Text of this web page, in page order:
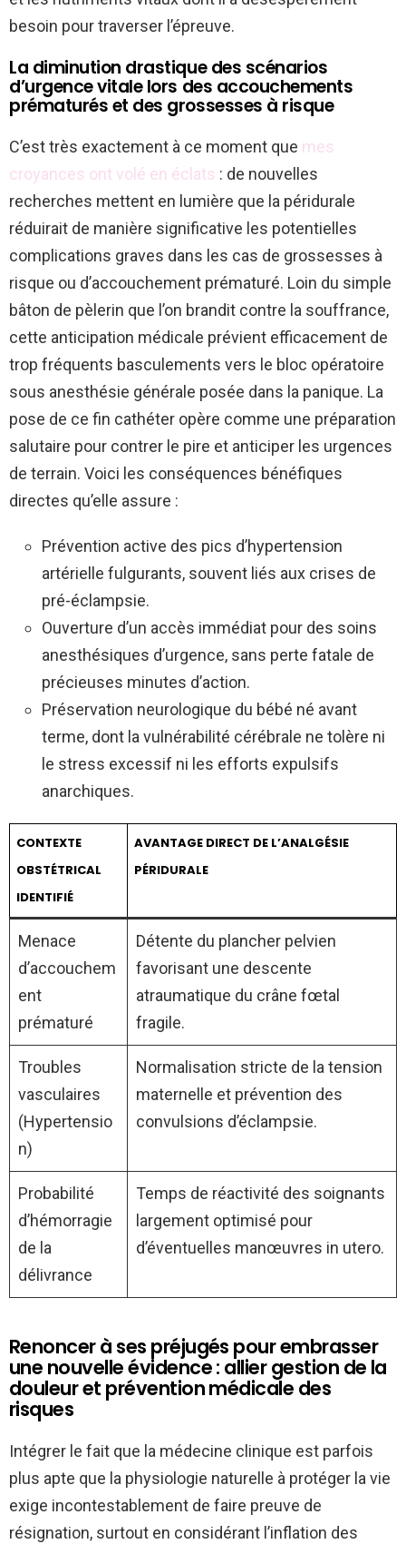
besoin pour traverser l’épreuve.
La diminution drastique des scénarios
d’urgence vitale lors des accouchements
prématurés et des grossesses à risque
C’est très exactement à ce moment que mes
croyances ont volé en éclats : de nouvelles
recherches mettent en lumière que la péridurale
réduirait de manière significative les potentielles
complications graves dans les cas de grossesses à
risque ou d’accouchement prématuré. Loin du simple
bâton de pèlerin que l’on brandit contre la souffrance,
cette anticipation médicale prévient efficacement de
trop fréquents basculements vers le bloc opératoire
sous anesthésie générale posée dans la panique. La
pose de ce fin cathéter opère comme une préparation
salutaire pour contrer le pire et anticiper les urgences
de terrain. Voici les conséquences bénéfiques
directes qu’elle assure :
Prévention active des pics d’hypertension
artérielle fulgurants, souvent liés aux crises de
pré-éclampsie.
Ouverture d’un accès immédiat pour des soins
anesthésiques d’urgence, sans perte fatale de
précieuses minutes d’action.
Préservation neurologique du bébé né avant
terme, dont la vulnérabilité cérébrale ne tolère ni
le stress excessif ni les efforts expulsifs
anarchiques.
CONTEXTE
OBSTÉTRICAL
IDENTIFIÉ
AVANTAGE DIRECT DE L’ANALGÉSIE
PÉRIDURALE
Menace
d’accouchem
ent
prématuré
Détente du plancher pelvien
favorisant une descente
atraumatique du crâne fœtal
fragile.
Troubles
vasculaires
(Hypertensio
n)
Normalisation stricte de la tension
maternelle et prévention des
convulsions d’éclampsie.
Probabilité
d’hémorragie
de la
délivrance
Temps de réactivité des soignants
largement optimisé pour
d’éventuelles manœuvres in utero.
Renoncer à ses préjugés pour embrasser
une nouvelle évidence : allier gestion de la
douleur et prévention médicale des
risques
Intégrer le fait que la médecine clinique est parfois
plus apte que la physiologie naturelle à protéger la vie
exige incontestablement de faire preuve de
résignation, surtout en considérant l’inflation des